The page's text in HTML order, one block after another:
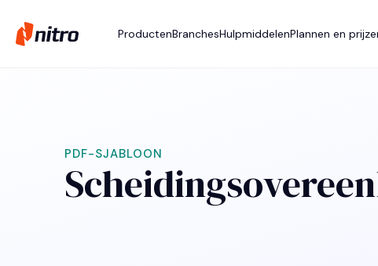
ProductenBranchesHulpmiddelenPlannen en
PDF-SJABLOON